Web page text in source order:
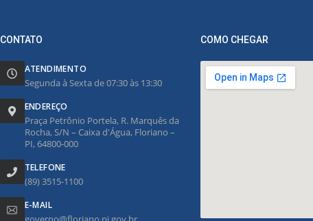
CONTATO
ATENDIMENTO
Segunda à Sexta de 07:30 às 13:30
ENDEREÇO
Praça Petrônio Portela, R. Marquês da
Rocha, S/N – Caixa d'Água, Floriano –
PI, 64800-000
TELEFONE
(89) 3515-1100
E-MAIL
COMO CHEGAR